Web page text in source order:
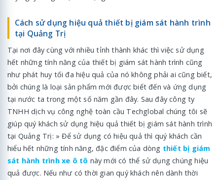
Cách sử dụng hiệu quả thiết bị giám sát hành trình
tại Quảng Trị
Tại nơi đây cùng với nhiều tỉnh thành khác thì việc sử dụng
hết những tính năng của thiết bị giám sát hành trình cũng
như phát huy tối đa hiệu quả của nó không phải ai cũng biết,
bởi chúng là loại sản phẩm mới được biết đến và ứng dụng
tại nước ta trong một số năm gần đây. Sau đây công ty
TNHH dịch vụ công nghệ toàn cầu Techglobal chúng tôi sẽ
giúp quý khách sử dụng hiệu quả thiết bị giám sát hành trình
tại Quảng Trị: » Để sử dụng có hiệu quả thì quý khách cần
hiểu hết những tính năng, đặc điểm của dòng thiết bị giám
sát hành trình xe ô tô này mới có thể sử dụng chúng hiệu
quả được. Nếu như có thời gian quý khách nên dành thời